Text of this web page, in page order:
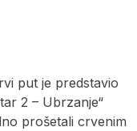
put je predstavio
2 – Ubrzanje“
prošetali crvenim